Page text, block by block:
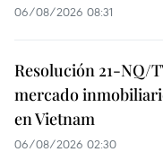
06/08/2026 08:31
Resolución 21-NQ/
mercado
en Vietnam
06/08/2026 02:30